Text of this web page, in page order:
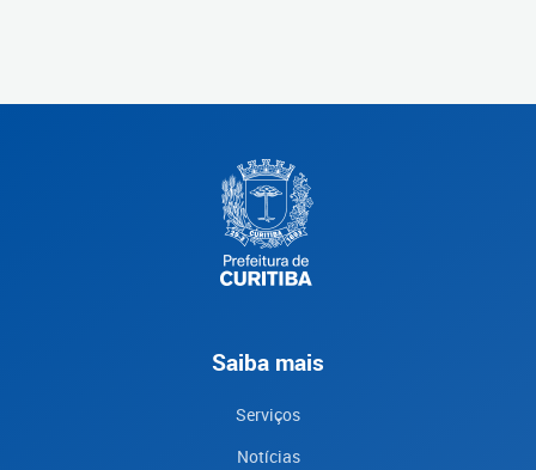
Saiba mais
Serviços
Notícias